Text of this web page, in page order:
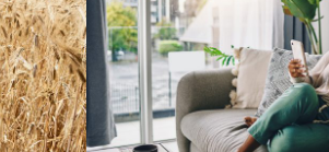
¿Qué es y
para qué
sirve?
Ver más